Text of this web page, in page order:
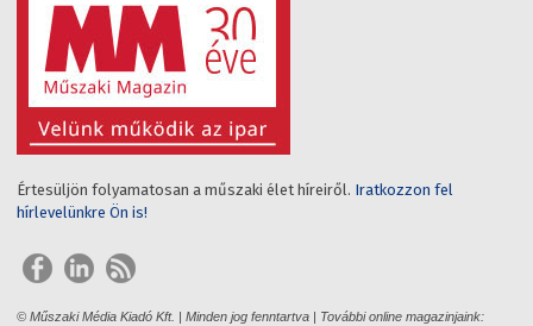
Értesüljön folyamatosan a műszaki élet híreiről. Iratkozzon fel
hírlevelünkre Ön is!
© Műszaki Média Kiadó Kft. | Minden jog fenntartva | További online magazinjaink: